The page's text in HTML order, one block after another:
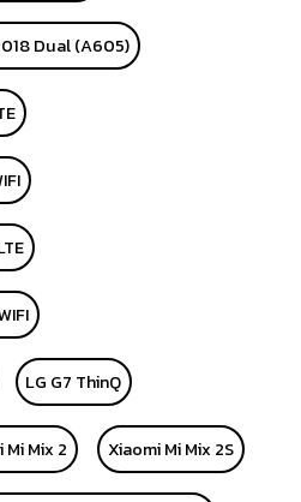
Dual (A605)
LG G7 ThinQ
Mi Mix 2 Xiaomi Mi Mix 2S